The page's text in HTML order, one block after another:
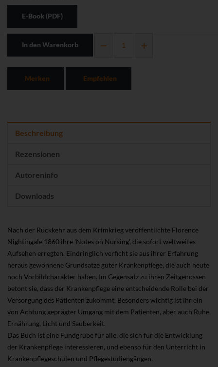
E-Book (PDF)
In den Warenkorb
Merken Empfehlen
Beschreibung
Rezensionen
Autoreninfo
Downloads
Nach der Rückkehr aus dem Krimkrieg veröffentlichte Florence
Nightingale 1860 ihre 'Notes on Nursing', die sofort weltweites
Aufsehen erregten. Eindringlich verficht sie aus ihrer Erfahrung
heraus gewonnene Grundsätze guter Krankenpflege, die auch heute
noch Vorbildcharakter haben. Im Gegensatz zu ihren Zeitgenossen
betont sie, dass der Krankenpflege eine entscheidende Rolle bei der
Versorgung des Patienten zukommt. Besonders wichtig ist ihr ein
von Achtung geprägter Umgang mit dem Patienten, aber auch Ruhe,
Ernährung, Licht und Sauberkeit.
Das Buch ist eine Fundgrube für alle, die sich für die Entwicklung
der Krankenpflege interessieren, und ebenso für den Unterricht in
Krankenpflegeschulen und Pflegestudiengängen.